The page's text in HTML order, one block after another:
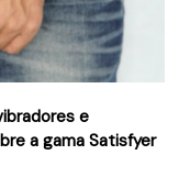
e
a gama Satisfyer